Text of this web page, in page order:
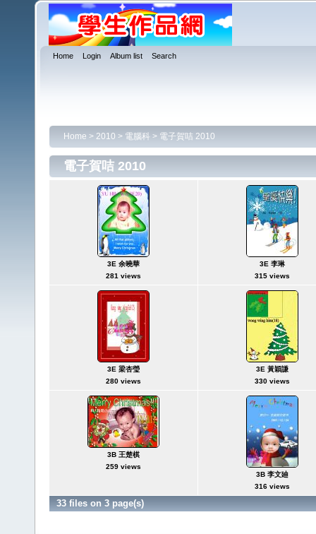
Home Login Album list Search
Home > 2010 > 電腦科 > 電子賀咭 2010
電子賀咭 2010
3E 余曉華
281 views
3E 李琳
315 views
3E 梁杏瑩
280 views
3E 黃穎謙
330 views
3B 王楚棋
259 views
3B 李文廸
316 views
33 files on 3 page(s)